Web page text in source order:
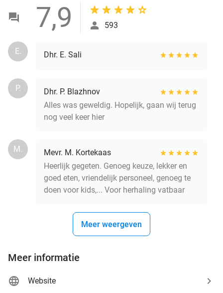
7,9 593
E. Dhr. E. Sali
P.
Dhr. P. Blazhnov
Alles was geweldig. Hopelijk, gaan wij terug
nog veel keer hier
M.
Mevr. M. Kortekaas
Heerlijk gegeten. Genoeg keuze, lekker en
goed eten, vriendelijk personeel, genoeg te
doen voor kids,... Voor herhaling vatbaar
Meer weergeven
Meer informatie
Website